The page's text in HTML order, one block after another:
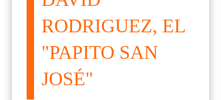
RODRIGUEZ, EL
"PAPITO SAN
JOSÉ"